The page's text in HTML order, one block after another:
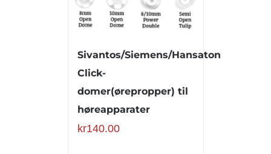
Sivantos/Siemens/Hansaton
Click-
domer(ørepropper) til
høreapparater
kr140.00